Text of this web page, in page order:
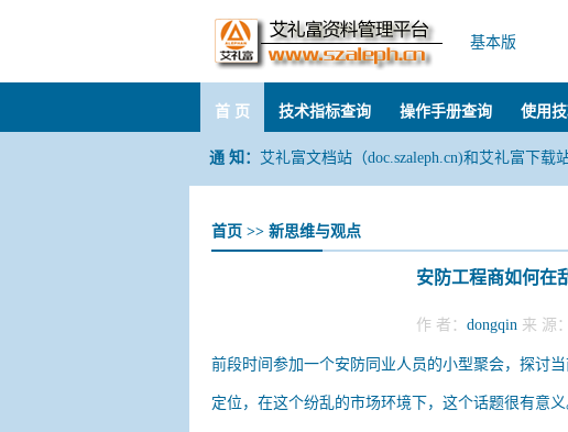
基本版
首 页 技术指标查询 操作手册查询 使用
通 知： 艾礼富文档站（doc.szaleph.cn)和艾礼富下载
首页 >> 新思维与观点
安防工程商如何在
作 者： dongqin 来 源
前段时间参加一个安防同业人员的小型聚会，探讨
定位，在这个纷乱的市场环境下，这个话题很有意义